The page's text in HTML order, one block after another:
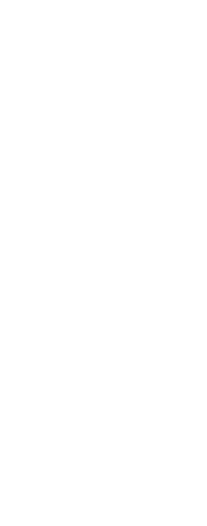
синий с красным
Off White